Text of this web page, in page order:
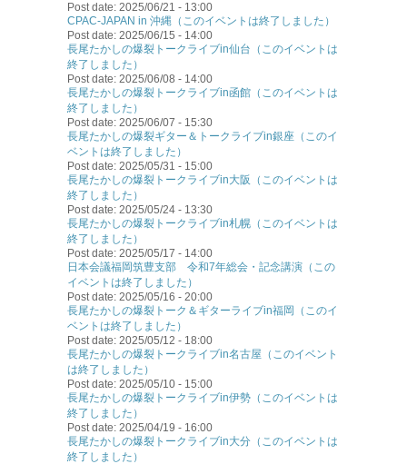
Post date: 2025/06/21 - 13:00
CPAC-JAPAN in 沖縄（このイベントは終了しました）
Post date: 2025/06/15 - 14:00
長尾たかしの爆裂トークライブin仙台（このイベントは
終了しました）
Post date: 2025/06/08 - 14:00
長尾たかしの爆裂トークライブin函館（このイベントは
終了しました）
Post date: 2025/06/07 - 15:30
長尾たかしの爆裂ギター＆トークライブin銀座（このイ
ベントは終了しました）
Post date: 2025/05/31 - 15:00
長尾たかしの爆裂トークライブin大阪（このイベントは
終了しました）
Post date: 2025/05/24 - 13:30
長尾たかしの爆裂トークライブin札幌（このイベントは
終了しました）
Post date: 2025/05/17 - 14:00
日本会議福岡筑豊支部 令和7年総会・記念講演（この
イベントは終了しました）
Post date: 2025/05/16 - 20:00
長尾たかしの爆裂トーク＆ギターライブin福岡（このイ
ベントは終了しました）
Post date: 2025/05/12 - 18:00
長尾たかしの爆裂トークライブin名古屋（このイベント
は終了しました）
Post date: 2025/05/10 - 15:00
長尾たかしの爆裂トークライブin伊勢（このイベントは
終了しました）
Post date: 2025/04/19 - 16:00
長尾たかしの爆裂トークライブin大分（このイベントは
終了しました）